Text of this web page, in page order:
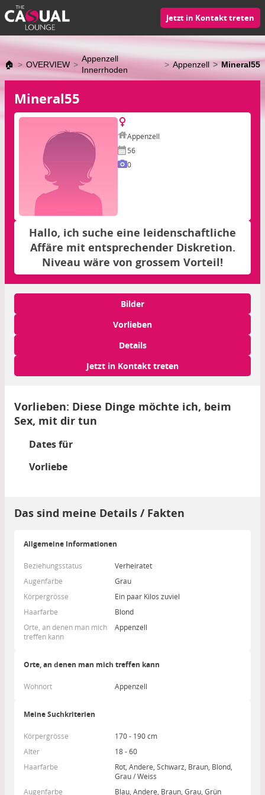
Jetzt in Kontakt treten
🏠 OVERVIEW
Appenzell
Innerrhoden
Appenzell Mineral55
Mineral55
Appenzell
56
0
Hallo, ich suche eine leidenschaftliche
Affäre mit entsprechender Diskretion.
Niveau wäre von grossem Vorteil!
Bilder
Vorlieben
Details
Jetzt in Kontakt treten
Vorlieben: Diese Dinge möchte ich, beim
Sex, mit dir tun
Dates für
Vorliebe
Das sind meine Details / Fakten
Allgemeine Informationen
Beziehungsstatus
Verheiratet
Augenfarbe
Grau
Körpergrösse
Ein paar Kilos zuviel
Haarfarbe
Blond
Orte, an denen man mich
treffen kann
Appenzell
Orte, an denen man mich treffen kann
Wohnort Appenzell
Meine Suchkriterien
Körpergrösse
170 - 190 cm
Alter
18 - 60
Haarfarbe
Rot, Andere, Schwarz, Braun, Blond,
Grau / Weiss
Augenfarbe
Blau, Andere, Braun, Grau, Grün